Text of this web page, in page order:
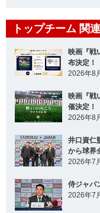
トップチーム 関
映画『戦
布決定！
2026年8
映画『戦
催決定！
2026年8
井口資仁
から球界
2026年7
侍ジャパ
2026年7